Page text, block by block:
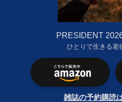
PRESIDENT
ひとりで生きる老
雑誌の予約購読